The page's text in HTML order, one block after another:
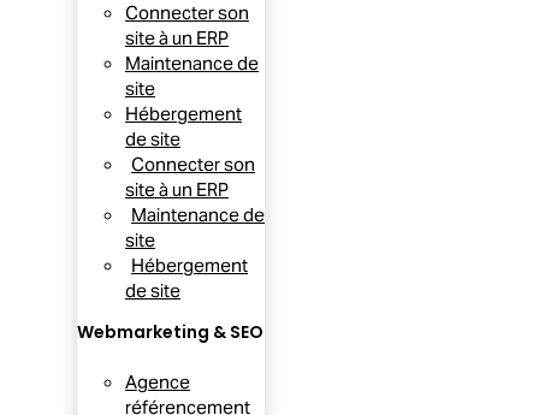
Connecter son
site à un ERP
Maintenance de
site
Hébergement
de site
Connecter son
site à un ERP
Maintenance de
site
Hébergement
de site
Webmarketing & SEO
Agence
référencement